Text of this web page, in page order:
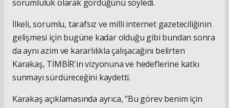
sorumluluk olarak gördüğünü söyledi.
İlkeli, sorumlu, tarafsız ve milli internet gazeteciliğinin
gelişmesi için bugüne kadar olduğu gibi bundan sonra
da aynı azim ve kararlılıkla çalışacağını belirten
Karakaş, TİMBİR'in vizyonuna ve hedeflerine katkı
sunmayı sürdüreceğini kaydetti.
Karakaş açıklamasında ayrıca, "Bu görev benim için